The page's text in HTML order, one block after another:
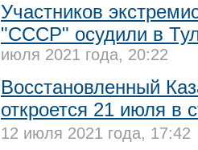
Участников
"СССР" осудили в
июля 2021 года, 20:22
Восстановленный
откроется 21 июля в
12 июля 2021 года, 17:42